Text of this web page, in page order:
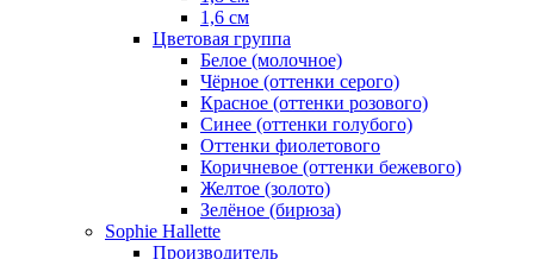
1,6 см
Цветовая группа
Белое (молочное)
Чёрное (оттенки серого)
Красное (оттенки розового)
Синее (оттенки голубого)
Оттенки фиолетового
Коричневое (оттенки бежевого)
Желтое (золото)
Зелёное (бирюза)
Sophie Hallette
Производитель